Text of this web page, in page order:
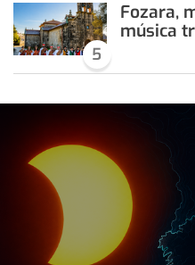
5
Fozara,
música